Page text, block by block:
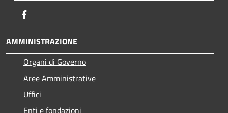
AMMINISTRAZIONE
Organi di Governo
Aree Amministrative
Uffici
Enti e fondazioni